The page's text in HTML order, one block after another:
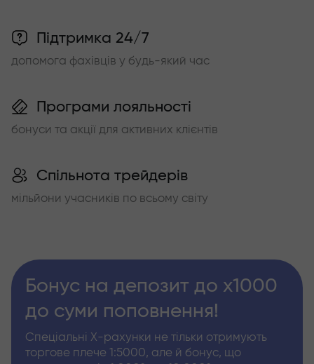
Підтримка 24/7
допомога фахівців у будь-який час
Програми лояльності
бонуси та акції для активних клієнтів
Спільнота трейдерів
мільйони учасників по всьому світу
Бонус на депозит до х1000
до суми поповнення!
Спеціальні Х-рахунки не тільки отримують
торгове плече 1:5000, але й бонус, що